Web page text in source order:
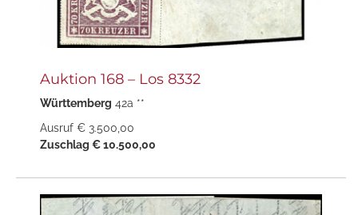
Auktion 168 – Los 8332
Württemberg 42a **
Ausruf € 3.500,00
Zuschlag € 10.500,00